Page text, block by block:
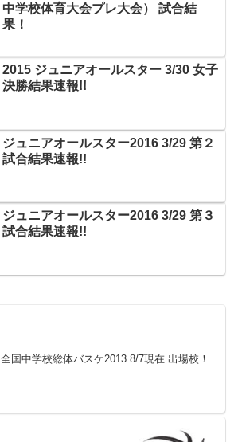
中学校体育大会プレ大会） 試合結
果！
2015 ジュニアオールスター 3/30 女子
決勝結果速報!!
ジュニアオールスター2016 3/29 第２
試合結果速報!!
ジュニアオールスター2016 3/29 第３
試合結果速報!!
全国中学校総体バスケ2013 8/7現在 出場校！